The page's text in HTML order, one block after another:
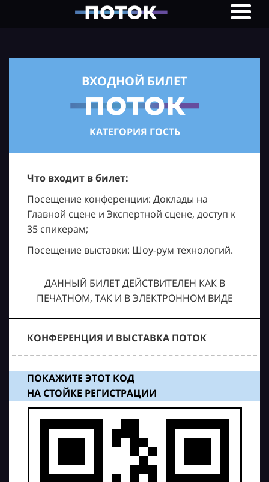
ВХОДНОЙ БИЛЕТ
КАТЕГОРИЯ ГОСТЬ
Что входит в билет:
Посещение конференции: Доклады на
Главной сцене и Экспертной сцене, доступ к
35 спикерам;
Посещение выставки: Шоу-рум технологий.
ДАННЫЙ БИЛЕТ ДЕЙСТВИТЕЛЕН КАК В
ПЕЧАТНОМ, ТАК И В ЭЛЕКТРОННОМ ВИДЕ
КОНФЕРЕНЦИЯ И ВЫСТАВКА ПОТОК
ПОКАЖИТЕ ЭТОТ КОД
НА СТОЙКЕ РЕГИСТРАЦИИ